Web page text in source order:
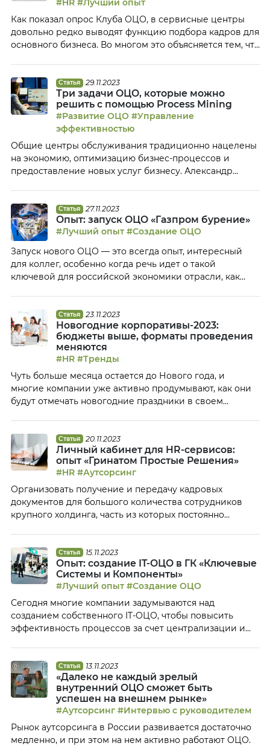
изменениями и карьерному развитию сотрудников.
Развитие лидеров: эволюция работы […]
#HR #Лучший опыт
Как показал опрос Клуба ОЦО, в сервисные центры
довольно редко выводят функцию подбора кадров для
основного бизнеса. Во многом это объясняется тем, что
руководитель Единого центра по подбору персонала
АШАН, поделилась с Клубом ОЦО своим опытом
централизации подбора, рассказала, каким образом
распределялись […]
Статья 29.11.2023
Три задачи ОЦО, которые можно
решить с помощью Process Mining
#Развитие ОЦО #Управление
эффективностью
Общие центры обслуживания традиционно нацелены
на экономию, оптимизацию бизнес-процессов и
предоставление новых услуг бизнесу. Александр
помощью внедрения Process Mining и почему именно
этот инструмент позволяет получить наиболее
объективную картину процессов ОЦО и бизнеса.
Зачем ОЦО нужен Process Mining? Чтобы ответить […]
Статья 27.11.2023
Опыт: запуск ОЦО «Газпром бурение»
#Лучший опыт #Создание ОЦО
Запуск нового ОЦО — это всегда опыт, интересный
для коллег, особенно когда речь идет о такой
ключевой для российской экономики отрасли, как
— ОЦО ГК «Газпром бурение», рассказал Клубу ОЦО о
предпосылках создания ОЦО, подходах к переводу
персонала в Центр и работе с клиентами, о роли […]
Статья 23.11.2023
Новогодние корпоративы-2023:
бюджеты выше, форматы проведения
меняются
#HR #Тренды
Чуть больше месяца остается до Нового года, и
многие компании уже активно продумывают, как они
будут отмечать новогодние праздники в своем
корпоративов в среднем на 50%. При этом
Национальная ассоциации организаторов
мероприятий отмечает, что цены на проведение
праздников повысились, поэтому бюджеты на […]
Статья 20.11.2023
Личный кабинет для HR-сервисов:
опыт «Гринатом Простые Решения»
#HR #Аутсорсинг
Организовать получение и передачу кадровых
документов для большого количества сотрудников
крупного холдинга, часть из которых постоянно
директор АО «Гринатом Простые Решения»,
поделилась с Клубом ОЦО опытом внедрения
цифрового личного кабинета сотрудника для
предприятий одного из клиентов — холдинга
«Росгеология». О том, как проходил […]
Статья 15.11.2023
Опыт: создание IT-ОЦО в ГК «Ключевые
Системы и Компоненты»
#Лучший опыт #Создание ОЦО
Сегодня многие компании задумываются над
созданием собственного IT-ОЦО, чтобы повысить
эффективность процессов за счет централизации и
Системы и Компоненты» (КСК). О том, с чего началось
формирование IT-функции в компании и как она
превратилась в полноценный ОЦО, Клубу ОЦО
рассказал директор по разработке информационных
Статья 13.11.2023
«Далеко не каждый зрелый
внутренний ОЦО сможет быть
успешен на внешнем рынке»
#Аутсорсинг #Интервью с руководителем
Рынок аутсорсинга в России развивается достаточно
медленно, и при этом на нем активно работают ОЦО.